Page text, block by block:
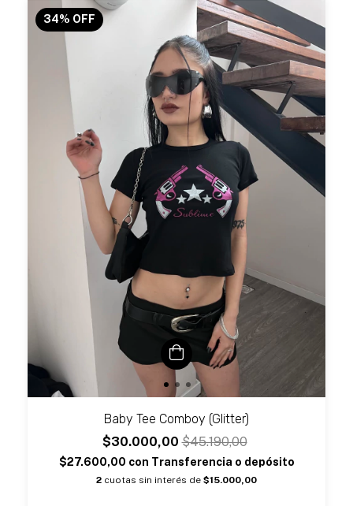
34% OFF
Baby Tee Comboy (Glitter)
$30.000,00$45.190,00
$27.600,00 con Transferencia o depósito
2 cuotas sin interés de $15.000,00